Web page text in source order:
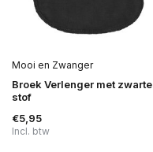
Mooi en Zwanger
Broek Verlenger met zwarte
stof
€5,95
Incl. btw